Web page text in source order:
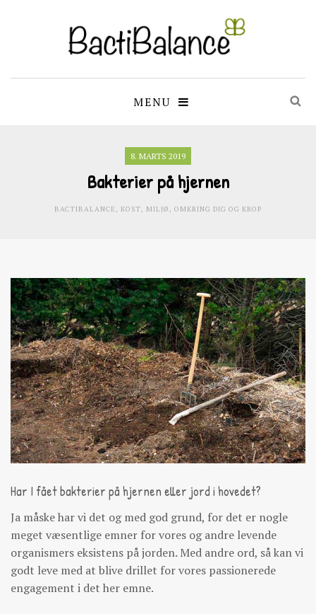
MENU
8. MARTS 2019
Bakterier på hjernen
BACTIBALANCE, KOST, MILJØ, OMKRING DIG OG KROP
Har I fået bakterier på hjernen eller jord i hovedet?
Ja måske har vi det og med god grund, for det er nogle
meget væsentlige emner for vores og andre levende
organismers eksistens på jorden. Med andre ord, så kan vi
godt leve med at blive drillet for vores passionerede
engagement i det her emne.